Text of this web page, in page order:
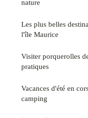
nature
Les plus belles
l'île Maurice
Visiter porquerolles
pratiques
Vacances d'été en
camping